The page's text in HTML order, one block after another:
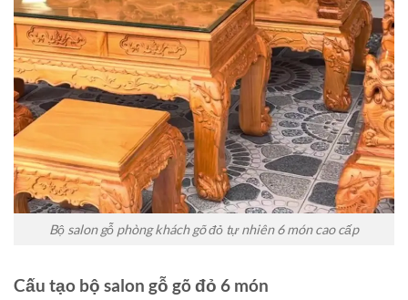
Bộ salon gỗ phòng khách gõ đỏ tự nhiên 6 món cao cấp
Cấu tạo bộ salon gỗ gõ đỏ 6 món